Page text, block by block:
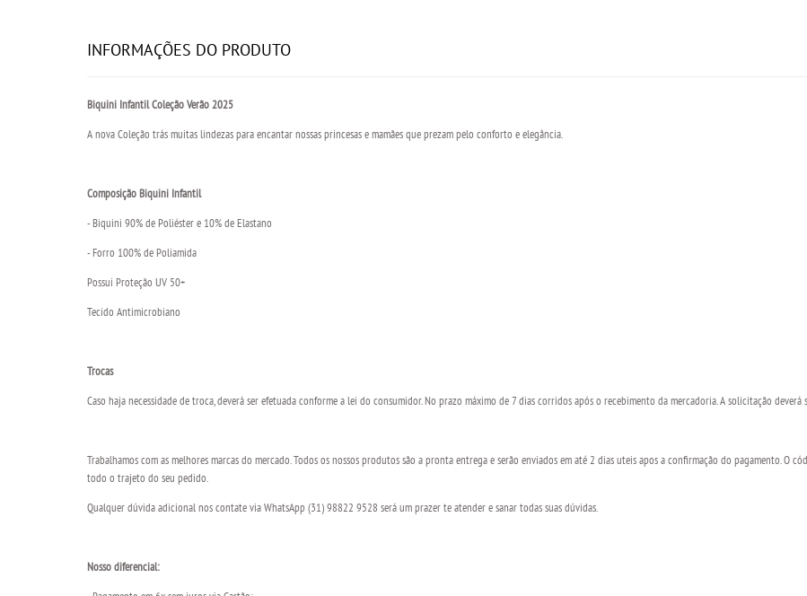
INFORMAÇÕES DO PRODUTO
Biquini Infantil Coleção Verão 2025
A nova Coleção trás muitas lindezas para encantar nossas princesas e mamães que prezam pelo conforto e elegância.
Composição Biquini Infantil
- Biquini 90% de Poliéster e 10% de Elastano
- Forro 100% de Poliamida
Possui Proteção UV 50+
Tecido Antimicrobiano
Trocas
Caso haja necessidade de troca, deverá ser efetuada conforme a lei do consumidor. No prazo máximo de 7 dias corridos após o recebimento da mercadoria. A solicitação deverá
Trabalhamos com as melhores marcas do mercado. Todos os nossos produtos são a pronta entrega e serão enviados em até 2 dias uteis apos a confirmação do pagamento. O
todo o trajeto do seu pedido.
Qualquer dúvida adicional nos contate via WhatsApp (31) 98822 9528 será um prazer te atender e sanar todas suas dúvidas.
Nosso diferencial: